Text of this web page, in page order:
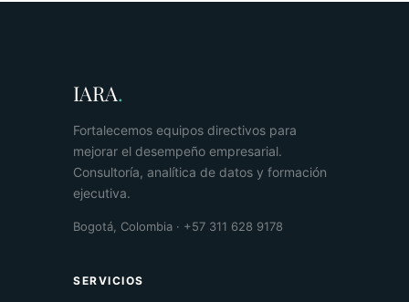
IARA.
Fortalecemos equipos directivos para
mejorar el desempeño empresarial.
Consultoría, analítica de datos y formación
ejecutiva.
Bogotá, Colombia · +57 311 628 9178
SERVICIOS